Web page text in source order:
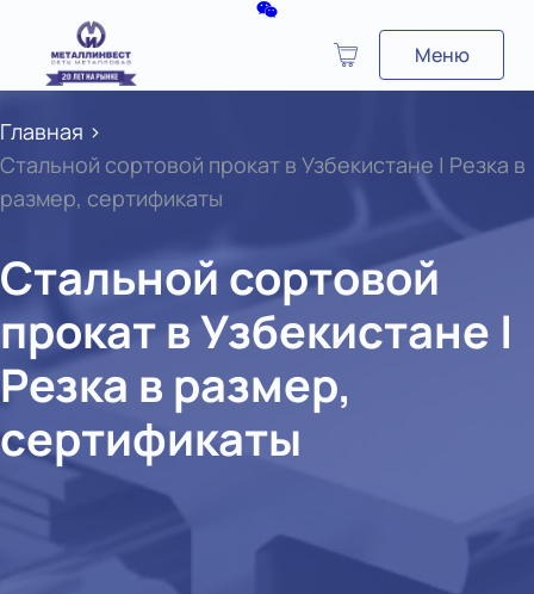
Меню
Главная >
Стальной сортовой прокат в Узбекистане | Резка в
размер, сертификаты
Стальной сортовой
прокат в Узбекистане |
Резка в размер,
сертификаты